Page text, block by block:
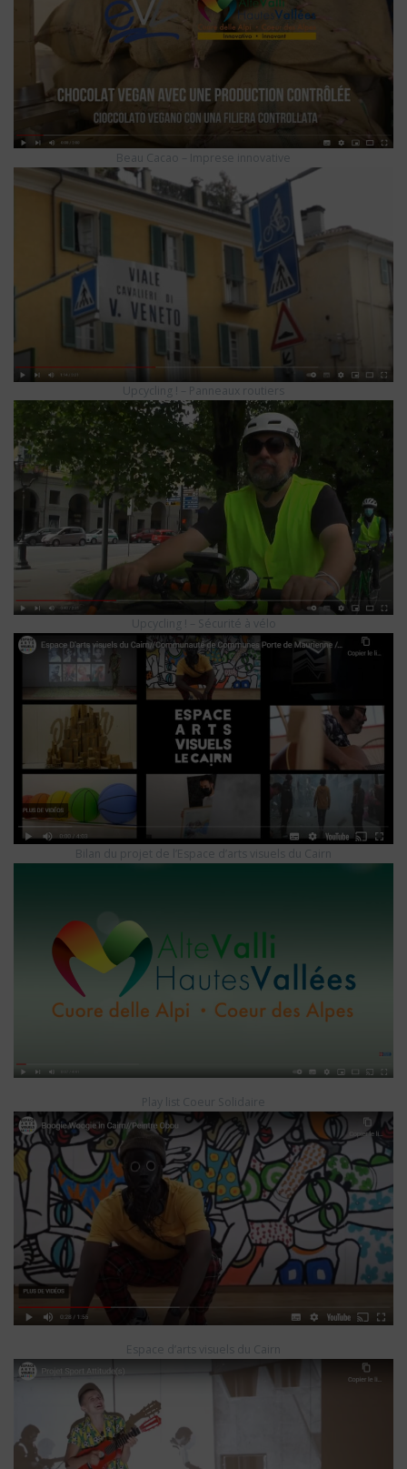
Beau Cacao – Imprese innovative
Upcycling ! – Panneaux routiers
Upcycling ! – Sécurité à vélo
Bilan du projet de l’Espace d’arts visuels du Cairn
Play list Coeur Solidaire
Espace d’arts visuels du Cairn